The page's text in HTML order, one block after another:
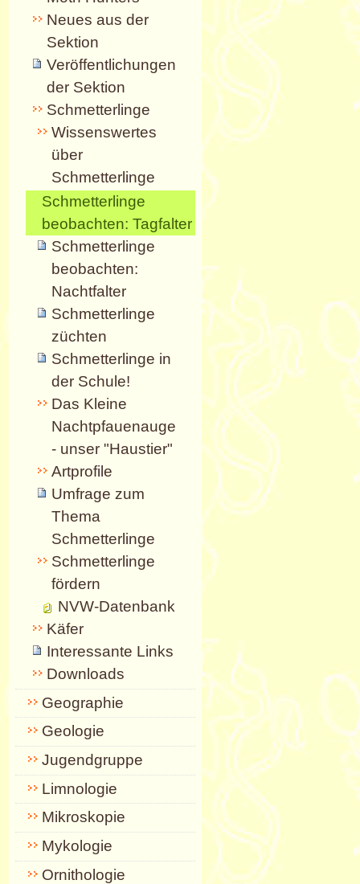
Neues aus der
Sektion
Veröffentlichungen
der Sektion
Schmetterlinge
Wissenswertes
über
Schmetterlinge
Schmetterlinge
beobachten: Tagfalter
Schmetterlinge
beobachten:
Nachtfalter
Schmetterlinge
züchten
Schmetterlinge in
der Schule!
Das Kleine
Nachtpfauenauge
- unser "Haustier"
Artprofile
Umfrage zum
Thema
Schmetterlinge
Schmetterlinge
fördern
NVW-Datenbank
Käfer
Interessante Links
Downloads
Geographie
Geologie
Jugendgruppe
Limnologie
Mikroskopie
Mykologie
Ornithologie